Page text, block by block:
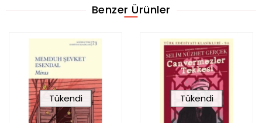
Benzer Ürünler
Tükendi Tükendi